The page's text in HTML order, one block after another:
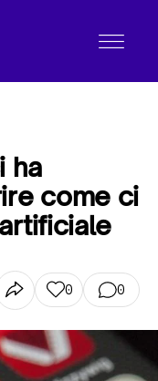
ha
come ci
0 0